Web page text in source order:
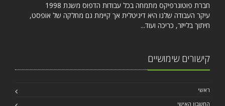
חברת פוטוגרפיקס מתמחה בכל עבודות הדפוס משנת 1998
עיקר העבודה שלנו היא דיגיטלית אך קיימת גם מחלקה של אופסט,
חיתוך בלייזר, כריכה ועוד...
קישורים שימושיים
ראשי
החשבון האישי